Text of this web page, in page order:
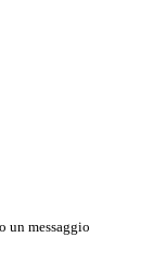
un messaggio